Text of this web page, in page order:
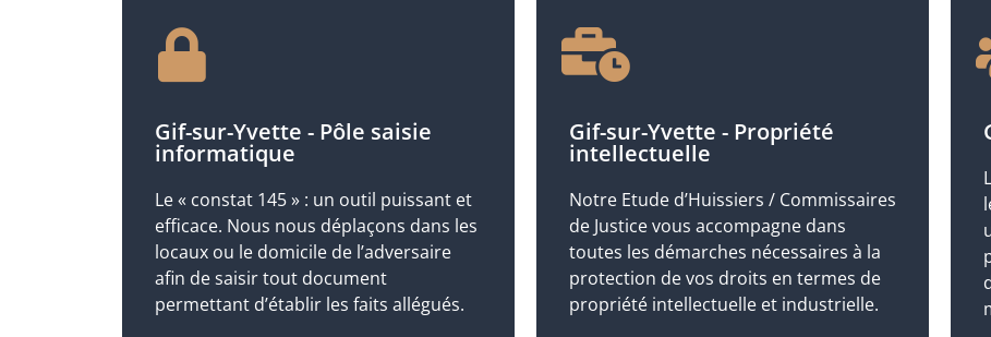
Gif-sur-Yvette - Pôle saisie
informatique
Le « constat 145 » : un outil puissant et
efficace. Nous nous déplaçons dans les
locaux ou le domicile de l’adversaire
afin de saisir tout document
permettant d’établir les faits allégués.
Gif-sur-Yvette - Propriété
intellectuelle
Notre Etude d’Huissiers / Commissaires
de Justice vous accompagne dans
toutes les démarches nécessaires à la
protection de vos droits en termes de
propriété intellectuelle et industrielle.